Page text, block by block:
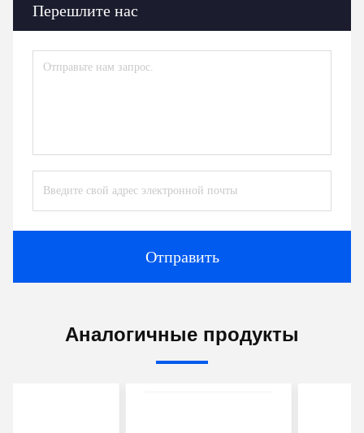
Перешлите нас
Отправить
Аналогичные продукты